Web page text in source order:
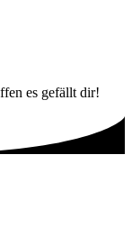
es gefällt dir!